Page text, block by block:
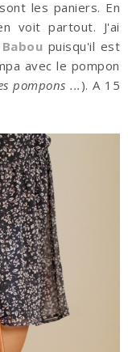
les paniers. En
voit partout. J'ai
Babou puisqu'il est
avec le pompon
pompons ... ). A 15